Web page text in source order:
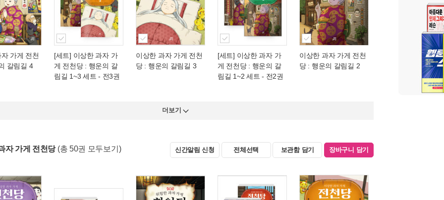
가게 전천
갈림길 4
[세트] 이상한 과자 가
게 전천당 : 행운의 갈
림길 1~3 세트 - 전3권
이상한 과자 가게 전천
당 : 행운의 갈림길 3
[세트] 이상한 과자 가
게 전천당 : 행운의 갈
림길 1~2 세트 - 전2권
이상한 과자 가게 전천
당 : 행운의 갈림길 2
더보기
자 가게 전천당 (총 50권 모두보기) 신간알림 신청 전체선택 보관함 담기 장바구니 담기